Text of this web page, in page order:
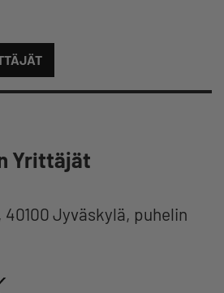
Yrittäjät
40100 Jyväskylä, puhelin